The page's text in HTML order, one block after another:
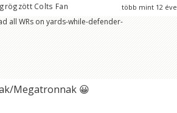
több mint 12 éve
Colts Fan
all WRs on yards-while-defender-
Megatronnak 😀